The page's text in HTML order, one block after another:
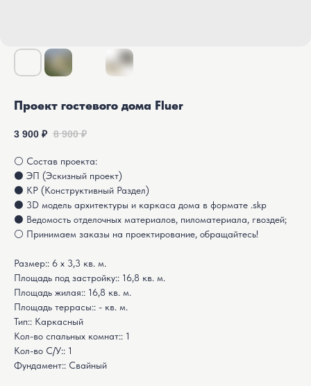
Проект гостевого дома Fluer
3 900 ₽ 8 900 ₽
⚪ Состав проекта:
⚫ ЭП (Эскизный проект)
⚫ КР (Конструктивный Раздел)
⚫ 3D модель архитектуры и каркаса дома в формате .skp
⚫ Ведомость отделочных материалов, пиломатериала, гвоздей;
⚪ Принимаем заказы на проектирование, обращайтесь!
Размер:: 6 х 3,3 кв. м.
Площадь под застройку:: 16,8 кв. м.
Площадь жилая:: 16,8 кв. м.
Площадь террасы:: - кв. м.
Тип:: Каркасный
Кол-во спальных комнат:: 1
Кол-во С/У:: 1
Фундамент:: Свайный